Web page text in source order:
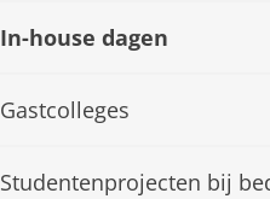
In-house dagen
Gastcolleges
Studentenprojecten bij